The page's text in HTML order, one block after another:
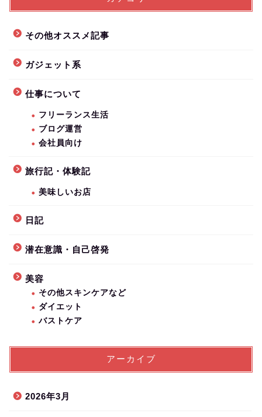
その他オススメ記事
ガジェット系
仕事について
フリーランス生活
ブログ運営
会社員向け
旅行記・体験記
美味しいお店
日記
潜在意識・自己啓発
美容
その他スキンケアなど
ダイエット
バストケア
アーカイブ
2026年3月